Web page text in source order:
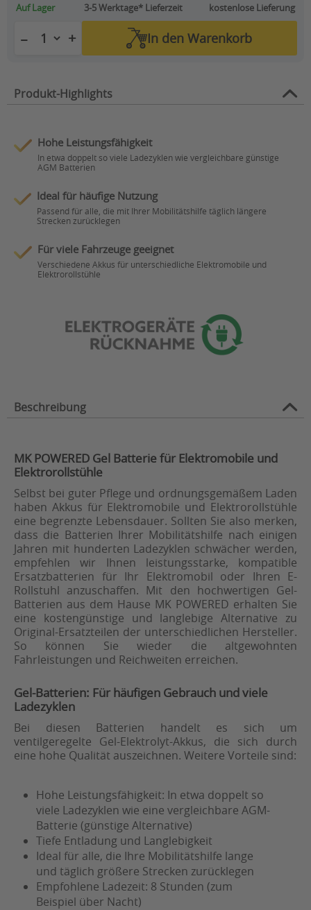
Auf Lager 3-5 Werktage*Lieferzeit kostenlose Lieferung
− + In den Warenkorb
Produkt-Highlights
Hohe Leistungsfähigkeit
In etwa doppelt so viele Ladezyklen wie vergleichbare günstige
AGM Batterien
Ideal für häufige Nutzung
Passend für alle, die mit Ihrer Mobilitätshilfe täglich längere
Strecken zurücklegen
Für viele Fahrzeuge geeignet
Verschiedene Akkus für unterschiedliche Elektromobile und
Elektrorollstühle
Beschreibung
MK POWERED Gel Batterie für Elektromobile und
Elektrorollstühle
Selbst bei guter Pflege und ordnungsgemäßem Laden
haben Akkus für Elektromobile und Elektrorollstühle
eine begrenzte Lebensdauer. Sollten Sie also merken,
dass die Batterien Ihrer Mobilitätshilfe nach einigen
Jahren mit hunderten Ladezyklen schwächer werden,
empfehlen wir Ihnen leistungsstarke, kompatible
Ersatzbatterien für Ihr Elektromobil oder Ihren E-
Rollstuhl anzuschaffen. Mit den hochwertigen Gel-
Batterien aus dem Hause MK POWERED erhalten Sie
eine kostengünstige und langlebige Alternative zu
Original-Ersatzteilen der unterschiedlichen Hersteller.
So können Sie wieder die altgewohnten
Fahrleistungen und Reichweiten erreichen.
Gel-Batterien: Für häufigen Gebrauch und viele
Ladezyklen
Bei diesen Batterien handelt es sich um
ventilgeregelte Gel-Elektrolyt-Akkus, die sich durch
eine hohe Qualität auszeichnen. Weitere Vorteile sind:
Hohe Leistungsfähigkeit: In etwa doppelt so
viele Ladezyklen wie eine vergleichbare AGM-
Batterie (günstige Alternative)
Tiefe Entladung und Langlebigkeit
Ideal für alle, die Ihre Mobilitätshilfe lange
und täglich größere Strecken zurücklegen
Empfohlene Ladezeit: 8 Stunden (zum
Beispiel über Nacht)